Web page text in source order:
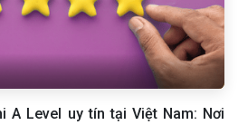
A Level uy tín tại Việt Nam: Nơi